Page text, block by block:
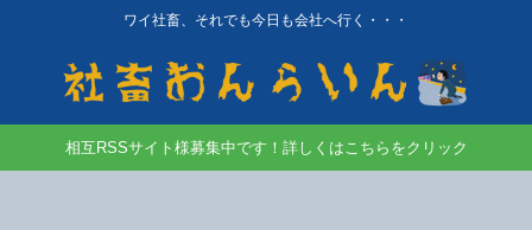
ワイ社畜、それでも今日も会社へ行く・・・
相互RSSサイト様募集中です！詳しくはこちらをクリック